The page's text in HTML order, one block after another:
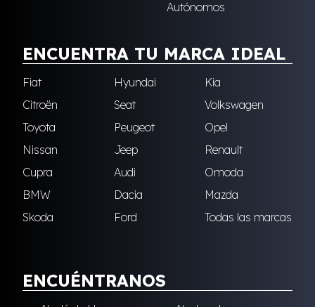
Autónomos
ENCUENTRA TU MARCA IDEAL
Fiat Hyundai
Kia
Citroën
Seat
Volkswagen
Toyota
Peugeot
Opel
Nissan
Jeep
Renault
Cupra
Audi
Omoda
BMW
Dacia
Mazda
Skoda
Ford Todas las marcas
ENCUÉNTRANOS